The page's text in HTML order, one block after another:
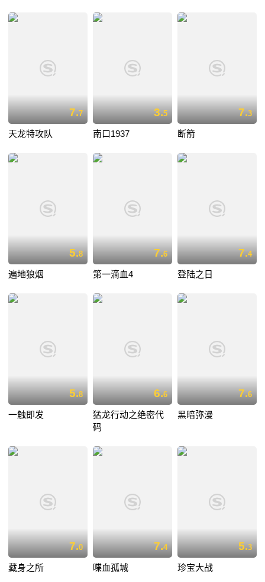
7.7
天龙特攻队
3.5
南口1937
7.3
断箭
5.8
遍地狼烟
7.6
第一滴血4
7.4
登陆之日
5.8
一触即发
6.6
猛龙行动之绝密代
码
7.6
黑暗弥漫
7.0
藏身之所
7.4
喋血孤城
5.3
珍宝大战